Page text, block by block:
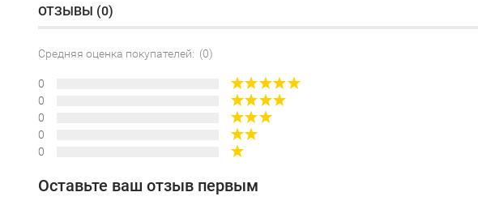
ОТЗЫВЫ (0)
Средняя оценка покупателей: (0)
0
0
0
0
0
Оставьте ваш отзыв первым